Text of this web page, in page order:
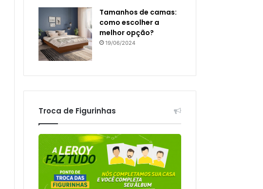
Tamanhos de camas:
como escolher a
melhor opção?
19/06/2024
Troca de Figurinhas